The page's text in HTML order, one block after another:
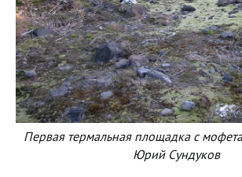
Первая термальная площадка с
Юрий Сундуков